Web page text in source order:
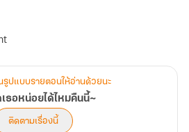
รูปแบบรายตอนให้อ่านด้วยนะ
ธอหน่อยได้ไหมคืนนี้~
ติดตามเรื่องนี้